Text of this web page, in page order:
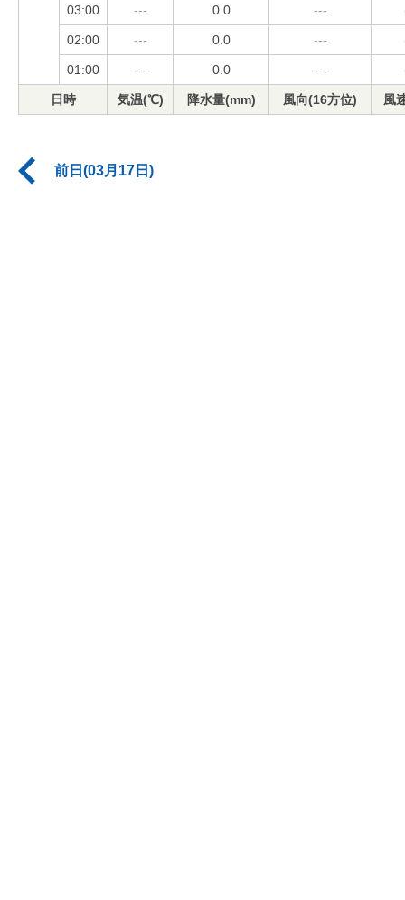
03:00 --- 0.0 ---
02:00 --- 0.0 ---
01:00 --- 0.0 ---
日時 気温(℃) 降水量(mm) 風向(16方位) 風
前日(03月17日)